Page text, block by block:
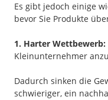
Es gibt jedoch einige
bevor Sie Produkte
1. Harter Wettbewerb:
Kleinunternehmer
Dadurch sinken die
schwieriger, ein